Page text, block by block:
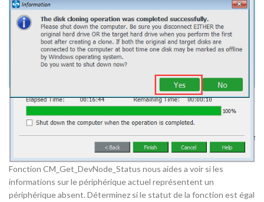
Fonction CM_Get_DevNode_Status nous aides a voir si les
informations sur le périphérique actuel représentent un
périphérique absent. Déterminez si le statut de la fonction est égal